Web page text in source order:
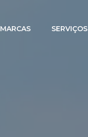
MARCAS SERVIÇOS